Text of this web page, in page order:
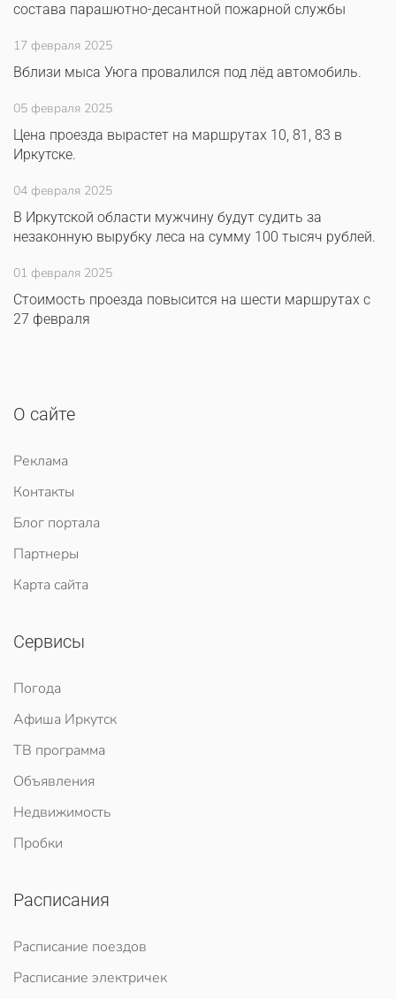
состава парашютно-десантной пожарной службы
17 февраля 2025
Вблизи мыса Уюга провалился под лёд автомобиль.
05 февраля 2025
Цена проезда вырастет на маршрутах 10, 81, 83 в
Иркутске.
04 февраля 2025
В Иркутской области мужчину будут судить за
незаконную вырубку леса на сумму 100 тысяч рублей.
01 февраля 2025
Стоимость проезда повысится на шести маршрутах с
27 февраля
О сайте
Реклама
Контакты
Блог портала
Партнеры
Карта сайта
Сервисы
Погода
Афиша Иркутск
ТВ программа
Объявления
Недвижимость
Пробки
Расписания
Расписание поездов
Расписание электричек